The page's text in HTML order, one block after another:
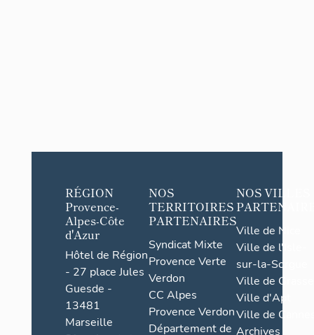
RÉGION
Provence-
Alpes-Côte
d'Azur
Hôtel de Région
- 27 place Jules
Guesde -
13481
Marseille
NOS
TERRITOIRES
PARTENAIRES
Syndicat Mixte
Provence Verte
Verdon
CC Alpes
Provence Verdon
Département de
NOS VILLES
Ville de Nice
Ville de l'Isle-
sur-la-Sorgue
Ville de Grasse
Ville d'Apt
Ville de
Archives